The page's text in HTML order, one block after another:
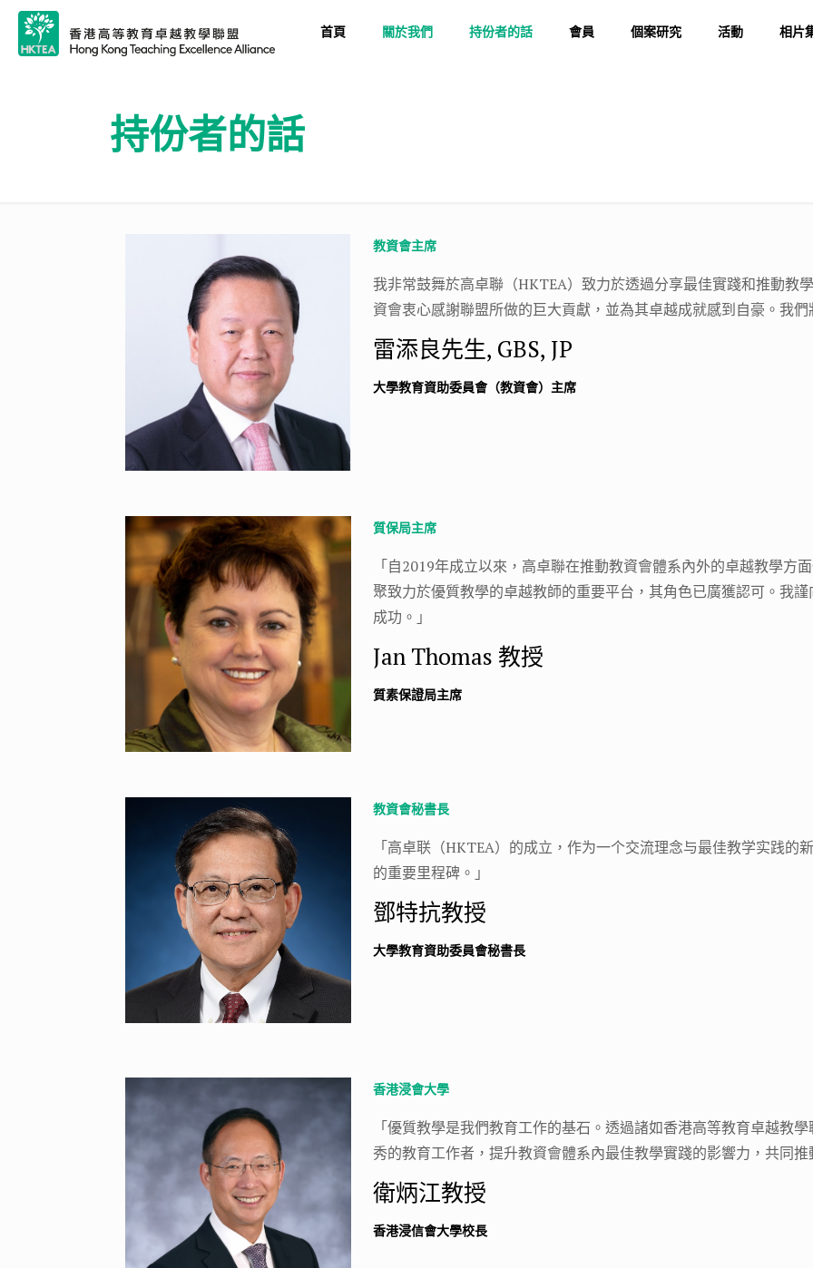
首頁 關於我們 持份者的話 會員 個案研究 活動 相片
持份者的話
教資會主席
我非常鼓舞於高卓聯（HKTEA）致力於透過分享最佳實踐和推動教
資會衷心感謝聯盟所做的巨大貢獻，並為其卓越成就感到自豪。我們
雷添良先生, GBS, JP
大學教育資助委員會（教資會）主席
質保局主席
「自2019年成立以來，高卓聯在推動教資會體系內外的卓越教學方
聚致力於優質教學的卓越教師的重要平台，其角色已廣獲認可。我
成功。」
Jan Thomas 教授
質素保證局主席
教資會秘書長
「高卓联（HKTEA）的成立，作为一个交流理念与最佳教学实践的
的重要里程碑。」
鄧特抗教授
大學教育資助委員會秘書長
香港浸會大學
「優質教學是我們教育工作的基石。透過諸如香港高等教育卓越教
秀的教育工作者，提升教資會體系內最佳教學實踐的影響力，共同推
衛炳江教授
香港浸信會大學校長